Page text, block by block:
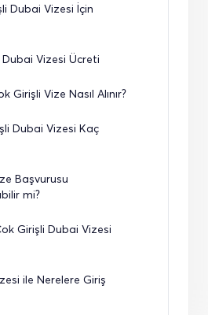
Dubai Vizesi İçin
Vizesi Ücreti
Girişli Vize Nasıl Alınır?
Dubai Vizesi Kaç
Başvurusu
mi?
Girişli Dubai Vizesi
ile Nerelere Giriş